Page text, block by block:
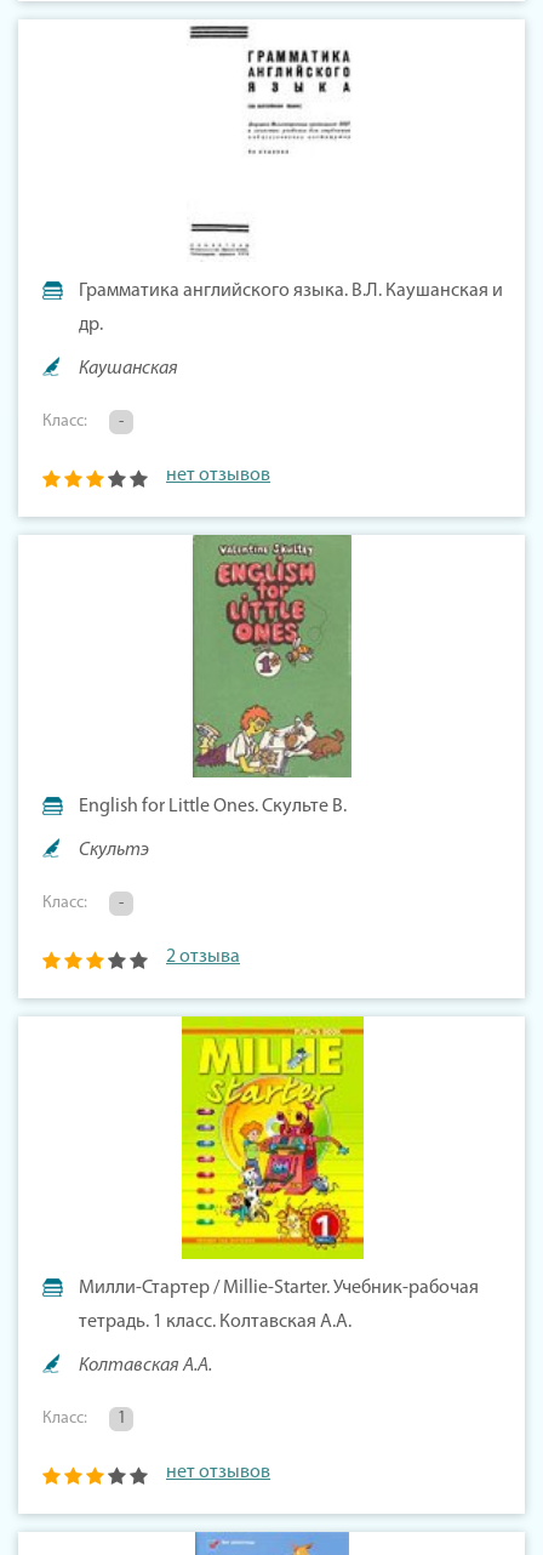
Грамматика английского языка. В.Л. Каушанская и
др.
Каушанская
Класс: -
нет отзывов
English for Little Ones. Скульте В.
Скультэ
Класс: -
2 отзыва
Милли-Стартер / Millie-Starter. Учебник-рабочая
тетрадь. 1 класс. Колтавская А.А.
Колтавская А.А.
Класс: 1
нет отзывов